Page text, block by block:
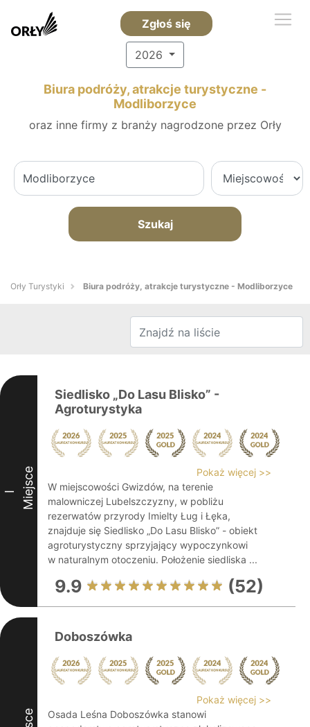
Zgłoś się
2026
Biura podróży, atrakcje turystyczne -
Modliborzyce
oraz inne firmy z branży nagrodzone przez Orły
Szukaj
Orły Turystyki Biura podróży, atrakcje turystyczne - Modliborzyce
I Miejsce
Siedlisko „Do Lasu Blisko” -
Agroturystyka
Pokaż więcej >>
W miejscowości Gwizdów, na terenie
malowniczej Lubelszczyzny, w pobliżu
rezerwatów przyrody Imielty Ług i Łęka,
znajduje się Siedlisko „Do Lasu Blisko” - obiekt
agroturystyczny sprzyjający wypoczynkowi
w naturalnym otoczeniu. Położenie siedliska ...
9.9 (52)
Doboszówka
Pokaż więcej >>
Osada Leśna Doboszówka stanowi